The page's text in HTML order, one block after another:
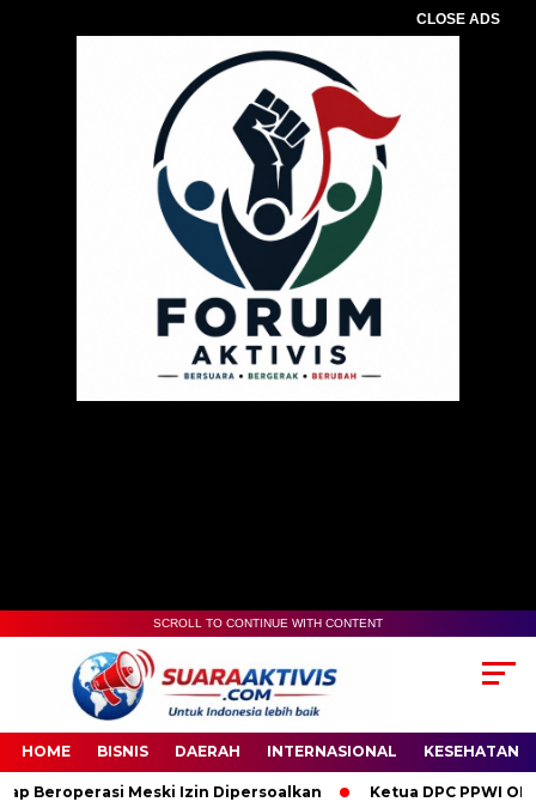
CLOSE ADS
00:00
SCROLL TO CONTINUE WITH CONTENT
HOME BISNIS DAERAH INTERNASIONAL KESEHATAN
Izin Dipersoalkan Ketua DPC PPWI OKI Bersama